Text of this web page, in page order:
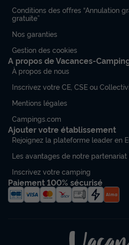
Conditions des offres “Annulation
gratuite”
Nos garanties
Gestion des cookies
A propos de Vacances-
À propos de nous
Inscrivez votre CE, CSE ou
Mentions légales
Campings.com
Ajouter votre établissement
Rejoignez la plateforme leader en
Les avantages de notre
Inscrivez votre camping
Paiement 100% sécurisé